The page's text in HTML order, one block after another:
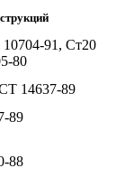
91, Ст20
80
14637-89
89
88